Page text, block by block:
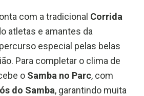
com a tradicional Corrida
atletas e amantes da
especial pelas belas
Para completar o clima de
o Samba no Parc, com
do Samba, garantindo muita